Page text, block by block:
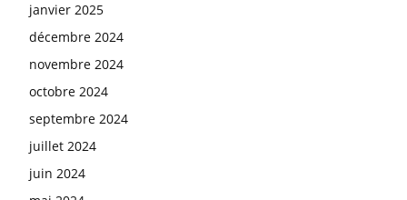
janvier 2025
décembre 2024
novembre 2024
octobre 2024
septembre 2024
juillet 2024
juin 2024